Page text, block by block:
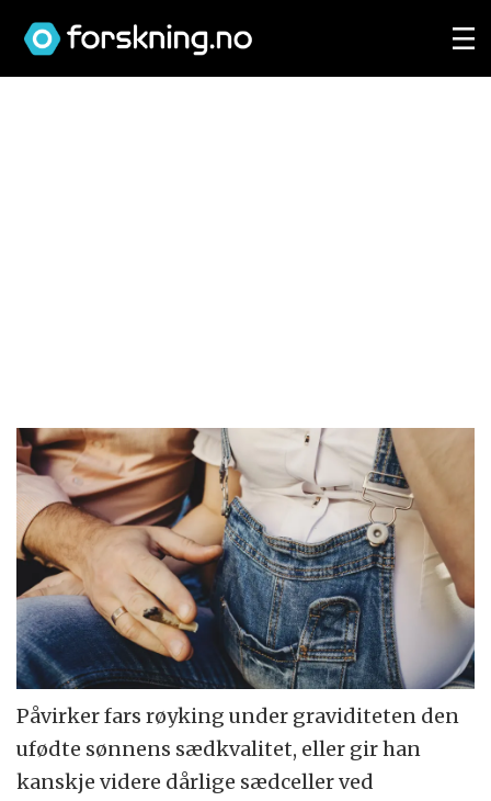
Påvirker fars røyking under graviditeten den
ufødte sønnens sædkvalitet, eller gir han
kanskje videre dårlige sædceller ved